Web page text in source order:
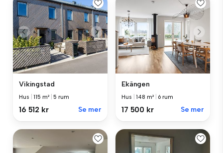
Vikingstad
Hus |115 m² |5 rum
16 512 kr Se mer
Ekängen
Hus |148 m² 6 rum
17 500 kr Se mer